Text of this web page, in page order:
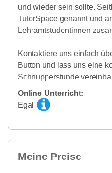
und wieder sein sollte.
TutorSpace genannt und
Lehramtstudentinnen
Kontaktiere uns einfach
Button und lass uns eine
Schnupperstunde
Online-Unterricht:
Egal
Meine Preise